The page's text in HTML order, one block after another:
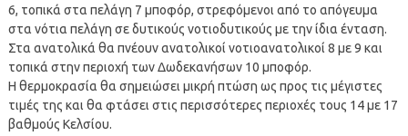
6, τοπικά στα πελάγη 7 μποφόρ, στρεφόμενοι από το απόγευμα
στα νότια πελάγη σε δυτικούς νοτιοδυτικούς με την ίδια ένταση.
Στα ανατολικά θα πνέουν ανατολικοί νοτιοανατολικοί 8 με 9 και
τοπικά στην περιοχή των Δωδεκανήσων 10 μποφόρ.
Η θερμοκρασία θα σημειώσει μικρή πτώση ως προς τις μέγιστες
τιμές της και θα φτάσει στις περισσότερες περιοχές τους 14 με 17
βαθμούς Κελσίου.